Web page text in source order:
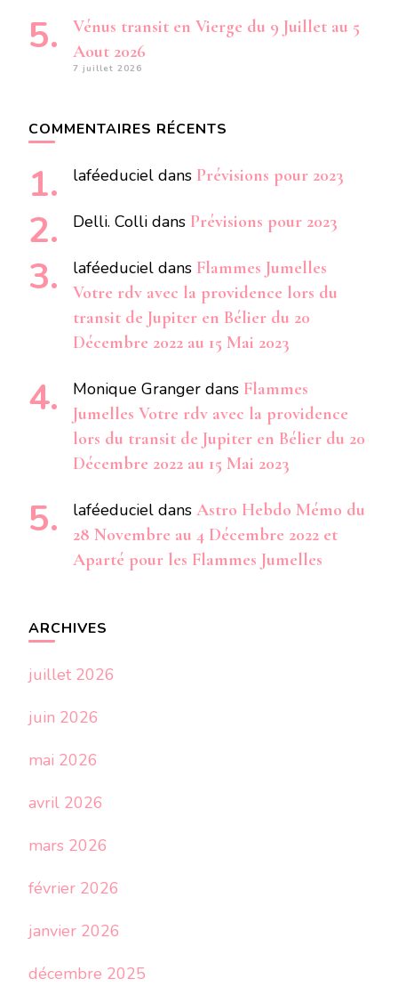
Vénus transit en Vierge du 9 Juillet au 5
Aout 2026
7 juillet 2026
COMMENTAIRES RÉCENTS
laféeduciel dans Prévisions pour 2023
Delli. Colli dans Prévisions pour 2023
laféeduciel dans Flammes Jumelles
Votre rdv avec la providence lors du
transit de Jupiter en Bélier du 20
Décembre 2022 au 15 Mai 2023
Monique Granger dans Flammes
Jumelles Votre rdv avec la providence
lors du transit de Jupiter en Bélier du 20
Décembre 2022 au 15 Mai 2023
laféeduciel dans Astro Hebdo Mémo du
28 Novembre au 4 Décembre 2022 et
Aparté pour les Flammes Jumelles
ARCHIVES
juillet 2026
juin 2026
mai 2026
avril 2026
mars 2026
février 2026
janvier 2026
décembre 2025